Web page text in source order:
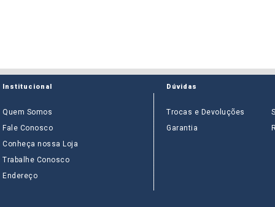
Institucional
Quem Somos
Fale Conosco
Conheça nossa Loja
Trabalhe Conosco
Endereço
Dúvidas
Trocas e Devoluções
Garantia